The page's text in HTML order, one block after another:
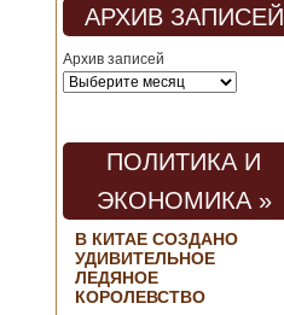
АРХИВ ЗАПИСЕЙ
Архив записей
ПОЛИТИКА И
ЭКОНОМИКА »
В КИТАЕ СОЗДАНО
УДИВИТЕЛЬНОЕ
ЛЕДЯНОЕ
КОРОЛЕВСТВО